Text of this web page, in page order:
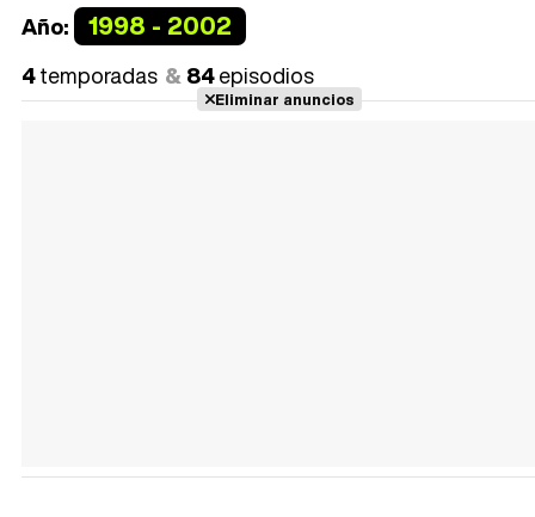
Año: 1998 - 2002
4temporadas 84episodios
Eliminar anuncios